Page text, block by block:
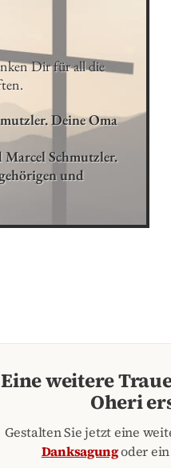
Dir für all die
Deine Oma
Schmutzler.
und
Eine weitere
Oheri
Gestalten Sie jetzt eine
Danksagungoder ein